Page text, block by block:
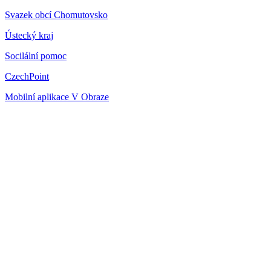
Svazek obcí Chomutovsko
Ústecký kraj
Socilální pomoc
CzechPoint
Mobilní aplikace V Obraze